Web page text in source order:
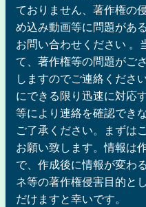
ておりません、著作権の
め込み動画等に問題があ
お問い合わせください 。
て、著作権等の問題がご
しますのでご連絡くださ
にできる限り迅速に対応
等により連絡を確認でき
ご了承ください。まずは
お願い致します。情報は
で、作成後に情報が変わ
ネ等の著作権侵害目的と
だけますと幸いです。